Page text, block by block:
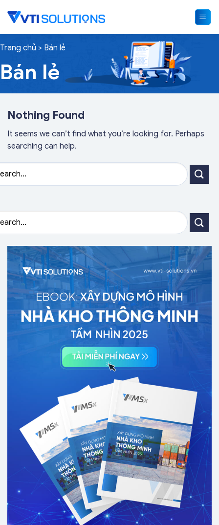
Trang chủ > Bán lẻ
Bán lẻ
Nothing Found
It seems we can’t find what you’re looking for. Perhaps
searching can help.